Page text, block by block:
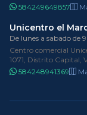
584249649857
Unicentro el
De lunes a sabado de
Centro comercial
1071, Distrito Capital,
584248941369